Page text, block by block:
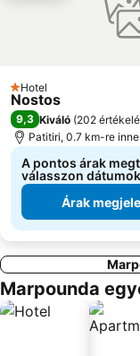
1 Kategória
Hotel
Nostos
9,3 Kiváló (202
Patitiri, 0.7 km-re
A pontos árak
válasszon
Árak
Marpounda